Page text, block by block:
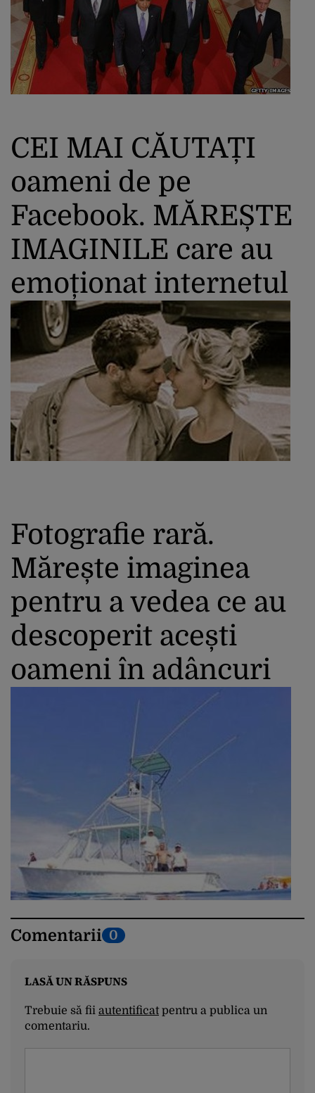
CEI MAI CĂUTAȚI
oameni de pe
Facebook. MĂREȘTE
IMAGINILE care au
emoționat internetul
Fotografie rară.
Mărește imaginea
pentru a vedea ce au
descoperit acești
oameni în adâncuri
Comentarii 0
LASĂ UN RĂSPUNS
Trebuie să fii autentificatpentru a publica un
comentariu.